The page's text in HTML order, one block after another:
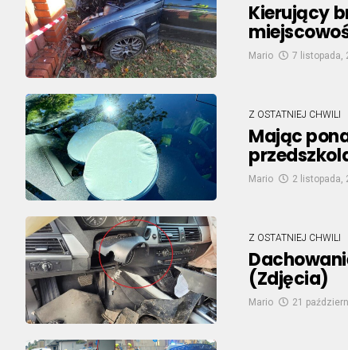
Kierujący
Mario 7 listopada,
Z OSTATNIEJ CHWILI
Mając
Mario 2 listopada,
Z OSTATNIEJ CHWILI
(Zdjęcia)
Mario 21